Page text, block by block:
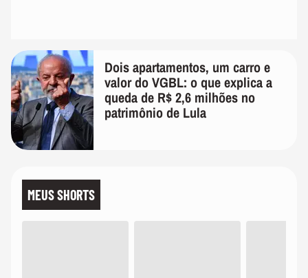
Dois apartamentos, um carro e
valor do VGBL: o que explica a
queda de R$ 2,6 milhões no
patrimônio de Lula
MEUS SHORTS